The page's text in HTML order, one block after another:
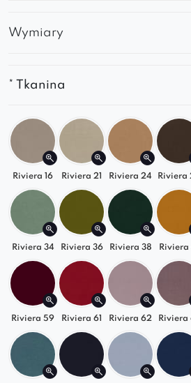
samodzielnego wyboru
elementów zapewnia
łatwe dopasowanie do
Nowoczesny design
–
siedzisko i subtelnie
inspirowane są aktualnymi
wnętrzarskimi.
Trwałość i solidność– stabilna
wysokiej jakości materiały
długowieczność mebla
Montaż elementów
samodzielnie
, co pozwala
narożnika według
Wymiary
* Tkanina
Riviera 16 Riviera 21 Riviera 24 Riviera
Riviera 34 Riviera 36 Riviera 38 Riviera
Riviera 59 Riviera 61 Riviera 62 Riviera